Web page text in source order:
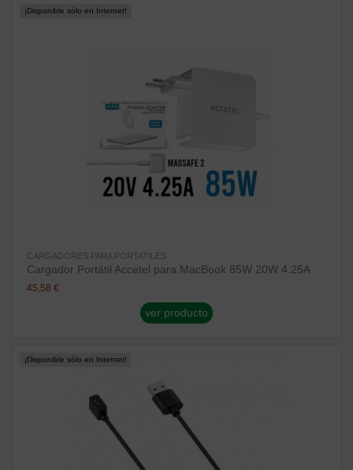
¡Disponible sólo en Internet!
CARGADORES PARA PORTATILES
Cargador Portátil Accetel para MacBook 85W 20W 4.25A
45,58 €
ver producto
¡Disponible sólo en Internet!